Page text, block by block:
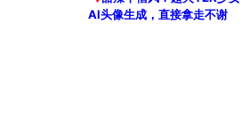
AI头像生成，直接拿走不谢